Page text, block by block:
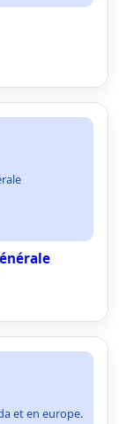
et en europe.